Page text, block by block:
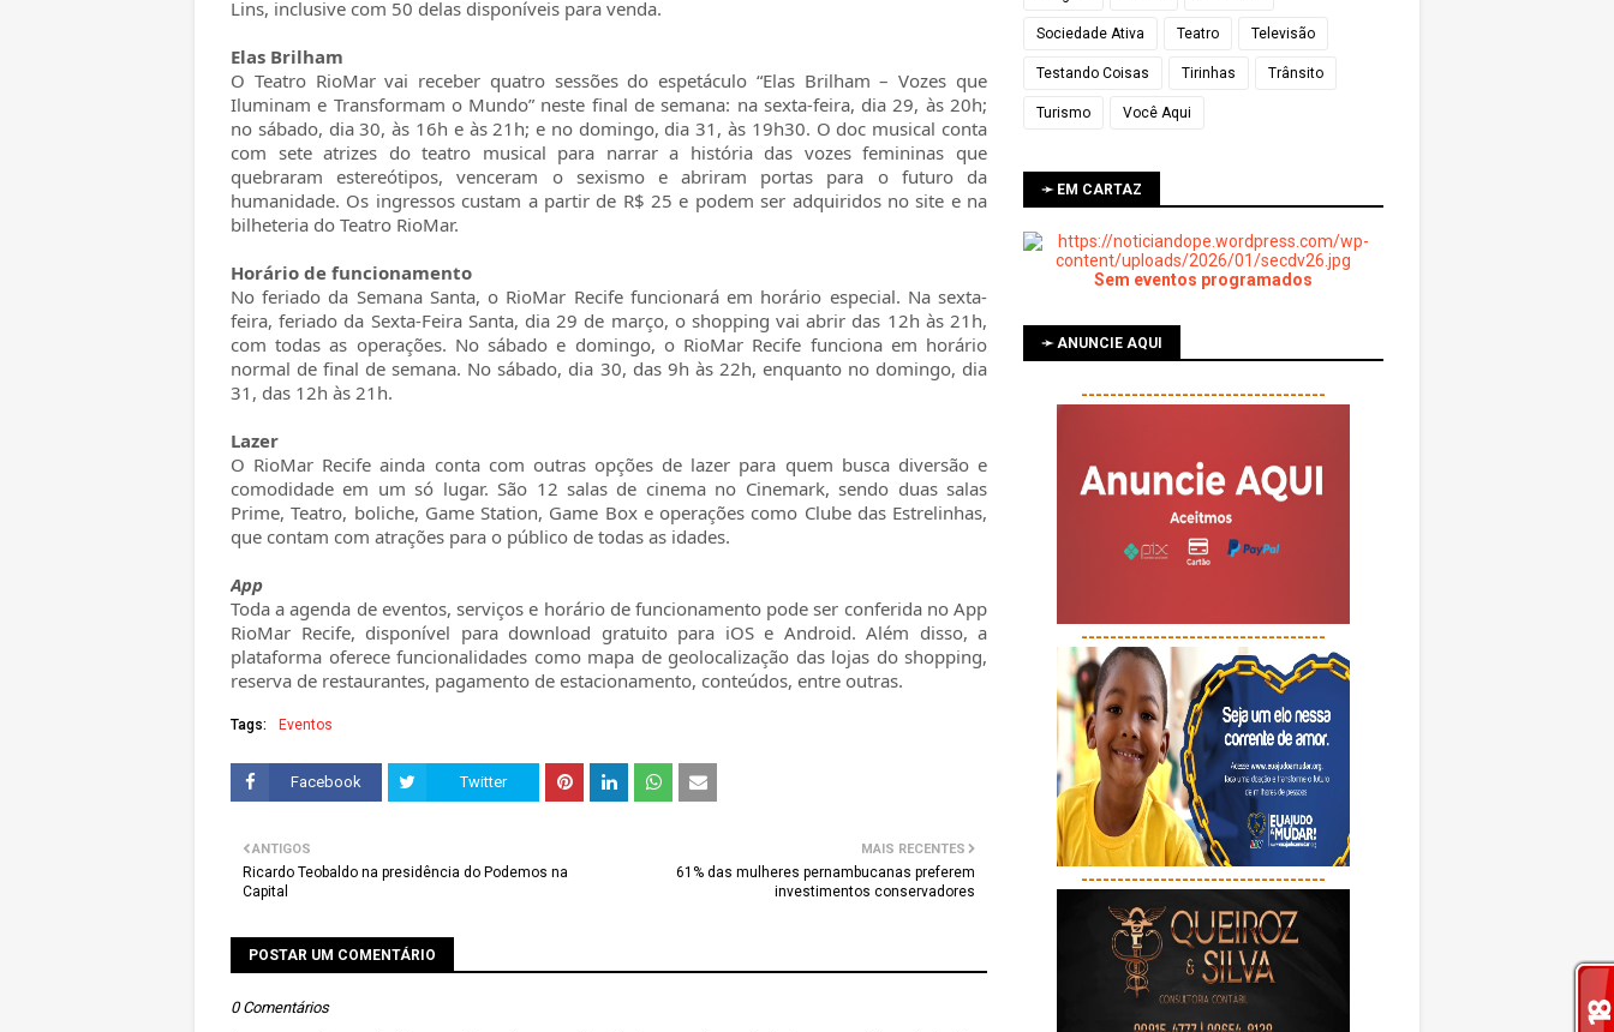
Lins, inclusive com 50 delas disponíveis para venda.
Elas Brilham
O Teatro RioMar vai receber quatro sessões do espetáculo “Elas Brilham – Vozes que
Iluminam e Transformam o Mundo” neste final de semana: na sexta-feira, dia 29, às 20h;
no sábado, dia 30, às 16h e às 21h; e no domingo, dia 31, às 19h30. O doc musical conta
com sete atrizes do teatro musical para narrar a história das vozes femininas que
quebraram estereótipos, venceram o sexismo e abriram portas para o futuro da
humanidade. Os ingressos custam a partir de R$ 25 e podem ser adquiridos no site e na
bilheteria do Teatro RioMar.
Horário de funcionamento
No feriado da Semana Santa, o RioMar Recife funcionará em horário especial. Na sexta-
feira, feriado da Sexta-Feira Santa, dia 29 de março, o shopping vai abrir das 12h às 21h,
com todas as operações. No sábado e domingo, o RioMar Recife funciona em horário
normal de final de semana. No sábado, dia 30, das 9h às 22h, enquanto no domingo, dia
31, das 12h às 21h.
Lazer
O RioMar Recife ainda conta com outras opções de lazer para quem busca diversão e
comodidade em um só lugar. São 12 salas de cinema no Cinemark, sendo duas salas
Prime, Teatro, boliche, Game Station, Game Box e operações como Clube das Estrelinhas,
que contam com atrações para o público de todas as idades.
App
Toda a agenda de eventos, serviços e horário de funcionamento pode ser conferida no App
RioMar Recife, disponível para download gratuito para iOS e Android. Além disso, a
plataforma oferece funcionalidades como mapa de geolocalização das lojas do shopping,
reserva de restaurantes, pagamento de estacionamento, conteúdos, entre outras.
Tags: Eventos
Facebook Twitter
MAIS RECENTES
61% das mulheres pernambucanas preferem
investimentos conservadores
ANTIGOS
Ricardo Teobaldo na presidência do Podemos na
Capital
POSTAR UM COMENTÁRIO
0 Comentários
Sociedade Ativa Teatro Televisão
Testando Coisas Tirinhas Trânsito
Turismo Você Aqui
➛ EM CARTAZ
Sem eventos programados
➛ ANUNCIE AQUI
----------------------------------
----------------------------------
----------------------------------